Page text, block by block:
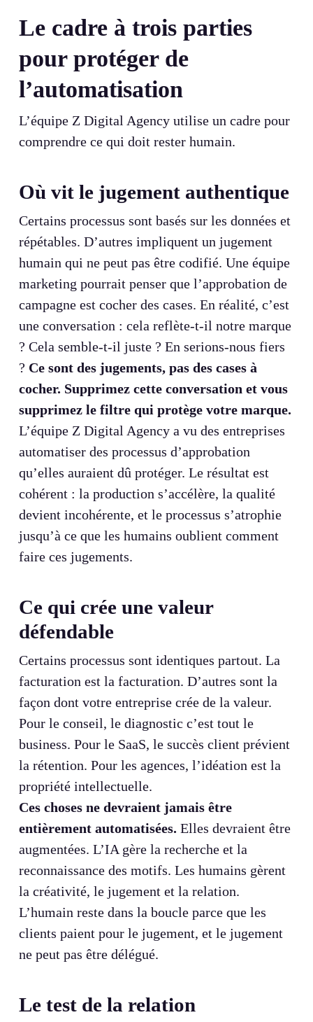
Le cadre à trois parties
pour protéger de
l’automatisation
L’équipe Z Digital Agency utilise un cadre pour
comprendre ce qui doit rester humain.
Où vit le jugement authentique
Certains processus sont basés sur les données et
répétables. D’autres impliquent un jugement
humain qui ne peut pas être codifié. Une équipe
marketing pourrait penser que l’approbation de
campagne est cocher des cases. En réalité, c’est
une conversation : cela reflète-t-il notre marque
? Cela semble-t-il juste ? En serions-nous fiers
? Ce sont des jugements, pas des cases à
cocher. Supprimez cette conversation et vous
supprimez le filtre qui protège votre marque.
L’équipe Z Digital Agency a vu des entreprises
automatiser des processus d’approbation
qu’elles auraient dû protéger. Le résultat est
cohérent : la production s’accélère, la qualité
devient incohérente, et le processus s’atrophie
jusqu’à ce que les humains oublient comment
faire ces jugements.
Ce qui crée une valeur
défendable
Certains processus sont identiques partout. La
facturation est la facturation. D’autres sont la
façon dont votre entreprise crée de la valeur.
Pour le conseil, le diagnostic c’est tout le
business. Pour le SaaS, le succès client prévient
la rétention. Pour les agences, l’idéation est la
propriété intellectuelle.
Ces choses ne devraient jamais être
entièrement automatisées. Elles devraient être
augmentées. L’IA gère la recherche et la
reconnaissance des motifs. Les humains gèrent
la créativité, le jugement et la relation.
L’humain reste dans la boucle parce que les
clients paient pour le jugement, et le jugement
ne peut pas être délégué.
Le test de la relation